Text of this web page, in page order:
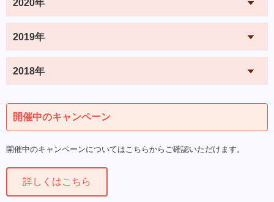
2020年
2019年
2018年
開催中のキャンペーン
開催中のキャンペーンについてはこちらからご確認いただけます。
詳しくはこちら